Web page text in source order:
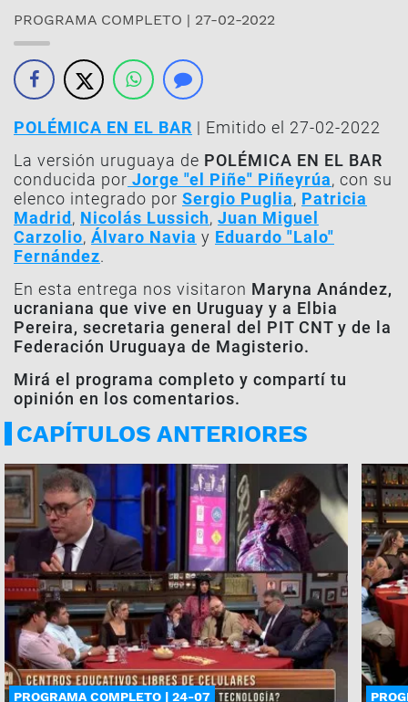
PROGRAMA COMPLETO | 27-02-2022
POLÉMICA EN EL BAR | Emitido el 27-02-2022
La versión uruguaya de POLÉMICA EN EL BAR
conducida por Jorge "el Piñe" Piñeyrúa, con su
elenco integrado por Sergio Puglia, Patricia
Madrid , Nicolás Lussich, Juan Miguel
Carzolio, Álvaro Navia y Eduardo "Lalo"
Fernández.
En esta entrega nos visitaron Maryna Anández,
ucraniana que vive en Uruguay y a Elbia
Pereira, secretaria general del PIT CNT y de la
Federación Uruguaya de Magisterio.
Mirá el programa completo y compartí tu
opinión en los comentarios.
CAPÍTULOS ANTERIORES
PROGRAMA COMPLETO | 24-07